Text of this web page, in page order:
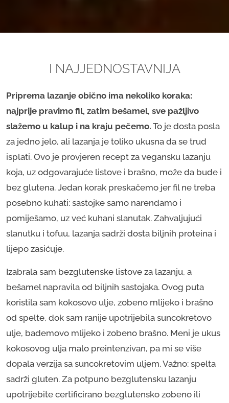
I NAJJEDNOSTAVNIJA
Priprema lazanje obično ima nekoliko koraka:
najprije pravimo fil, zatim bešamel, sve pažljivo
slažemo u kalup i na kraju pečemo. To je dosta posla
za jedno jelo, ali lazanja je toliko ukusna da se trud
isplati. Ovo je provjeren recept za vegansku lazanju
koja, uz odgovarajuće listove i brašno, može da bude i
bez glutena. Jedan korak preskačemo jer fil ne treba
posebno kuhati: sastojke samo narendamo i
pomiješamo, uz već kuhani slanutak. Zahvaljujući
slanutku i tofuu, lazanja sadrži dosta biljnih proteina i
lijepo zasićuje.
Izabrala sam bezglutenske listove za lazanju, a
bešamel napravila od biljnih sastojaka. Ovog puta
koristila sam kokosovo ulje, zobeno mlijeko i brašno
od spelte, dok sam ranije upotrijebila suncokretovo
ulje, bademovo mlijeko i zobeno brašno. Meni je ukus
kokosovog ulja malo preintenzivan, pa mi se više
dopala verzija sa suncokretovim uljem. Važno: spelta
sadrži gluten. Za potpuno bezglutensku lazanju
upotrijebite certificirano bezglutensko zobeno ili